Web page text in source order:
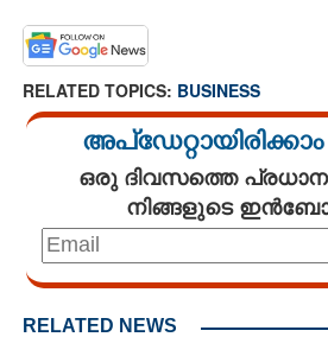
RELATED TOPICS: BUSINESS
ഒരു ദിവസത്തെ
നിങ്ങളുടെ
RELATED NEWS